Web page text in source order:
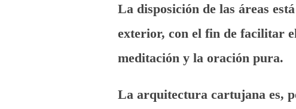
La disposición de las áreas
exterior, con el fin de facilitar
meditación y la oración pura.
La arquitectura cartujana es,